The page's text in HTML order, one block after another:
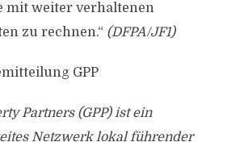
mit weiter verhaltenen
zu rechnen.“ (DFPA/JF1)
GPP
Partners (GPP) ist ein
Netzwerk lokal führender